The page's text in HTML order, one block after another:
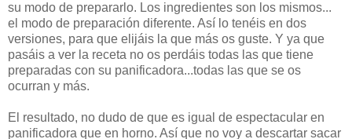
su modo de prepararlo. Los ingredientes son los mismos...
el modo de preparación diferente. Así lo tenéis en dos
versiones, para que elijáis la que más os guste. Y ya que
pasáis a ver la receta no os perdáis todas las que tiene
preparadas con su panificadora...todas las que se os
ocurran y más.
El resultado, no dudo de que es igual de espectacular en
panificadora que en horno. Así que no voy a descartar sacar